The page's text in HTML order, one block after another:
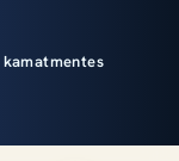
kamatmentes